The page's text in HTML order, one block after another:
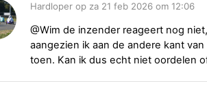
Hardloper op za 21 feb 2026 om 12:06
@Wim de inzender reageert nog
aangezien ik aan de andere kant
toen. Kan ik dus echt niet oordelen